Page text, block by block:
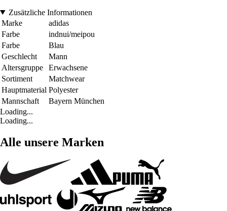
Zusätzliche Informationen
Marke
adidas
Farbe
indnui/meipou
Farbe
Blau
Geschlecht
Mann
Altersgruppe
Erwachsene
Sortiment
Matchwear
Hauptmaterial Polyester
Mannschaft
Bayern München
Loading...
Loading...
Alle unsere Marken